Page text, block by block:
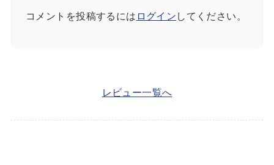
コメントを投稿するには ログイン してください。
レビュー一覧へ